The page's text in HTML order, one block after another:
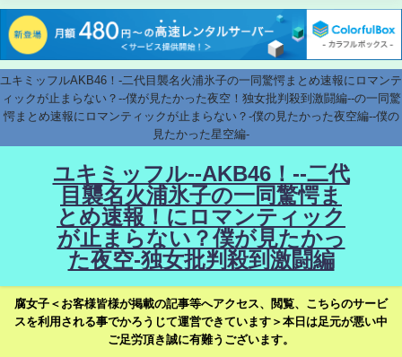
ユキミッフルAKB46！-二代目襲名火浦氷子の一同驚愕まとめ速報にロマンテ
ィックが止まらない？--僕が見たかった夜空！独女批判殺到激闘編--の一同驚
愕まとめ速報にロマンティックが止まらない？-僕の見たかった夜空編--僕の
見たかった星空編-
ユキミッフル--AKB46！--二代
目襲名火浦氷子の一同驚愕ま
とめ速報！にロマンティック
が止まらない？僕が見たかっ
た夜空-独女批判殺到激闘編
腐女子＜お客様皆様が掲載の記事等へアクセス、閲覧、こちらのサービ
スを利用される事でかろうじて運営できています＞本日は足元が悪い中
ご足労頂き誠に有難うございます。